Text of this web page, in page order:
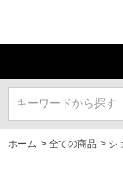
キーワードから探す
ホーム > 全ての商品 > シ